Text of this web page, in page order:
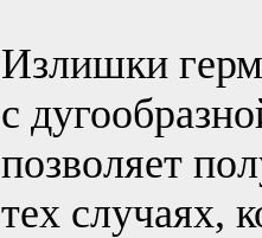
Излишки
с
позволяет
тех случаях,